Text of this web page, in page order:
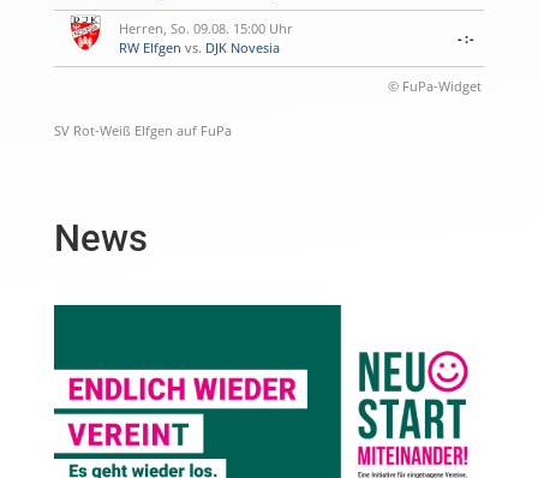
Herren, So. 09.08. 15:00 Uhr
RW Elfgen vs. DJK Novesia
-:-
© FuPa-Widget
SV Rot-Weiß Elfgen auf FuPa
News